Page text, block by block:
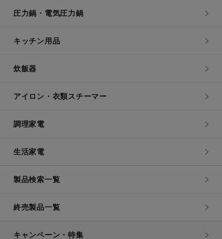
圧力鍋・電気圧力鍋
キッチン用品
炊飯器
アイロン・衣類スチーマー
調理家電
生活家電
製品検索一覧
終売製品一覧
キャンペーン・特集